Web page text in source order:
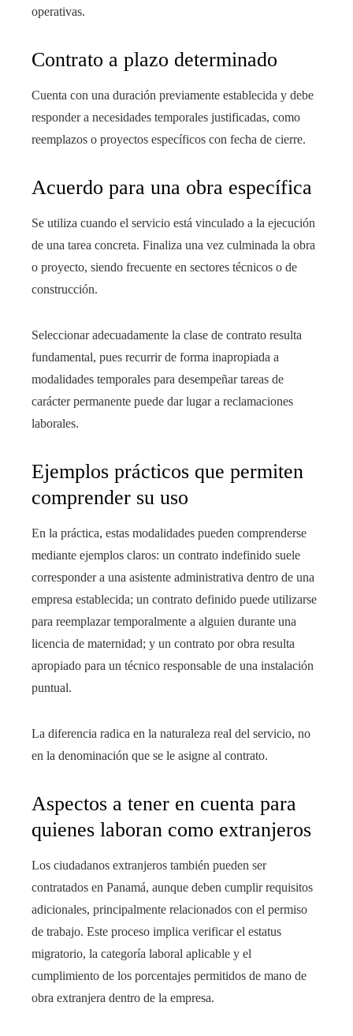
operativas.
Contrato a plazo determinado
Cuenta con una duración previamente establecida y debe
responder a necesidades temporales justificadas, como
reemplazos o proyectos específicos con fecha de cierre.
Acuerdo para una obra específica
Se utiliza cuando el servicio está vinculado a la ejecución
de una tarea concreta. Finaliza una vez culminada la obra
o proyecto, siendo frecuente en sectores técnicos o de
construcción.
Seleccionar adecuadamente la clase de contrato resulta
fundamental, pues recurrir de forma inapropiada a
modalidades temporales para desempeñar tareas de
carácter permanente puede dar lugar a reclamaciones
laborales.
Ejemplos prácticos que permiten
comprender su uso
En la práctica, estas modalidades pueden comprenderse
mediante ejemplos claros: un contrato indefinido suele
corresponder a una asistente administrativa dentro de una
empresa establecida; un contrato definido puede utilizarse
para reemplazar temporalmente a alguien durante una
licencia de maternidad; y un contrato por obra resulta
apropiado para un técnico responsable de una instalación
puntual.
La diferencia radica en la naturaleza real del servicio, no
en la denominación que se le asigne al contrato.
Aspectos a tener en cuenta para
quienes laboran como extranjeros
Los ciudadanos extranjeros también pueden ser
contratados en Panamá, aunque deben cumplir requisitos
adicionales, principalmente relacionados con el permiso
de trabajo. Este proceso implica verificar el estatus
migratorio, la categoría laboral aplicable y el
cumplimiento de los porcentajes permitidos de mano de
obra extranjera dentro de la empresa.